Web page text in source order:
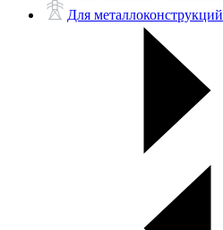
Для металлоконструкций